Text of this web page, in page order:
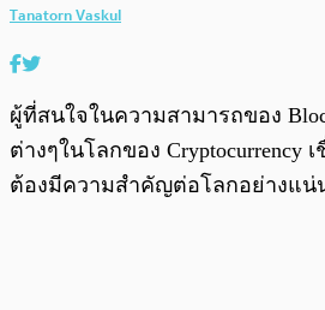
Tanatorn Vaskul
ผู้ที่สนใจในความสามารถของ
ต่างๆในโลกของ Cryptocurrency
ต้องมีความสำคัญต่อโลกอย่างแน่